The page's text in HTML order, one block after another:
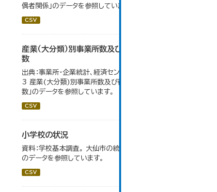
偶者関係」のデータを参照しています。
CSV
産業（大分類）別事業所数及び従業の地位別従業者
数
出典：事業所・企業統計、経済センサス。 大仙市の統計「4-
3 産業(大分類)別事業所数及び従業上の地位別従業者
数」のデータを参照しています。
CSV
小学校の状況
資料：学校基本調査。 大仙市の統計「14-3 小学校の状況」
のデータを参照しています。
CSV